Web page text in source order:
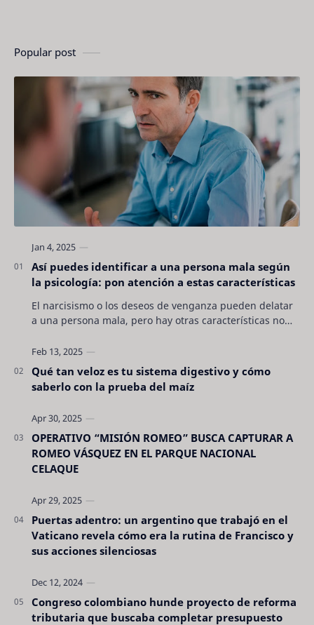
Popular post
Así puedes identificar a una persona mala según
la psicología: pon atención a estas características
El narcisismo o los deseos de venganza pueden delatar
a una persona mala, pero hay otras características no
Qué tan veloz es tu sistema digestivo y cómo
saberlo con la prueba del maíz
OPERATIVO “MISIÓN ROMEO” BUSCA CAPTURAR A
ROMEO VÁSQUEZ EN EL PARQUE NACIONAL
CELAQUE
Puertas adentro: un argentino que trabajó en el
Vaticano revela cómo era la rutina de Francisco y
sus acciones silenciosas
Congreso colombiano hunde proyecto de reforma
tributaria que buscaba completar presupuesto